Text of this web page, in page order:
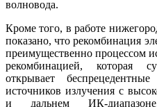
волновода.
Кроме того, в работе
показано, что рекомбинация
преимущественно процессом
рекомбинацией, которая
открывает
источников излучения с
и дальнем ИК-